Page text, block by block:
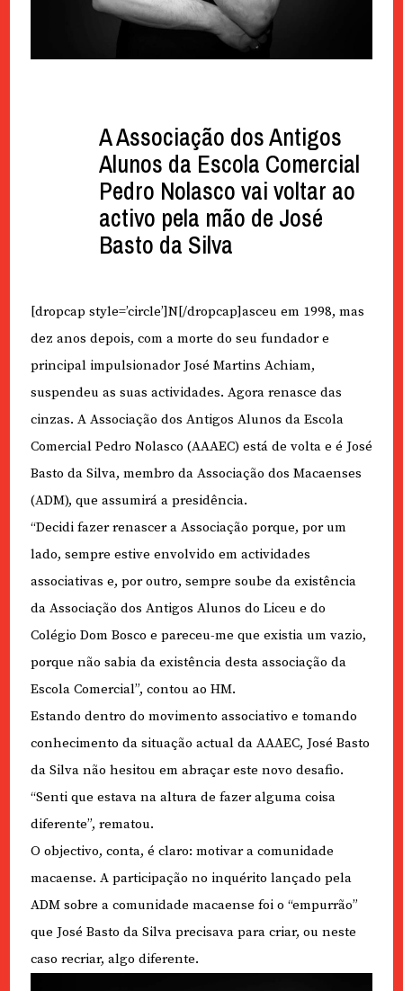
A Associação dos Antigos
Alunos da Escola Comercial
Pedro Nolasco vai voltar ao
activo pela mão de José
Basto da Silva
[dropcap style=’circle’]N[/dropcap]asceu em 1998, mas
dez anos depois, com a morte do seu fundador e
principal impulsionador José Martins Achiam,
suspendeu as suas actividades. Agora renasce das
cinzas. A Associação dos Antigos Alunos da Escola
Comercial Pedro Nolasco (AAAEC) está de volta e é José
Basto da Silva, membro da Associação dos Macaenses
(ADM), que assumirá a presidência.
“Decidi fazer renascer a Associação porque, por um
lado, sempre estive envolvido em actividades
associativas e, por outro, sempre soube da existência
da Associação dos Antigos Alunos do Liceu e do
Colégio Dom Bosco e pareceu-me que existia um vazio,
porque não sabia da existência desta associação da
Escola Comercial”, contou ao HM.
Estando dentro do movimento associativo e tomando
conhecimento da situação actual da AAAEC, José Basto
da Silva não hesitou em abraçar este novo desafio.
“Senti que estava na altura de fazer alguma coisa
diferente”, rematou.
O objectivo, conta, é claro: motivar a comunidade
macaense. A participação no inquérito lançado pela
ADM sobre a comunidade macaense foi o “empurrão”
que José Basto da Silva precisava para criar, ou neste
caso recriar, algo diferente.